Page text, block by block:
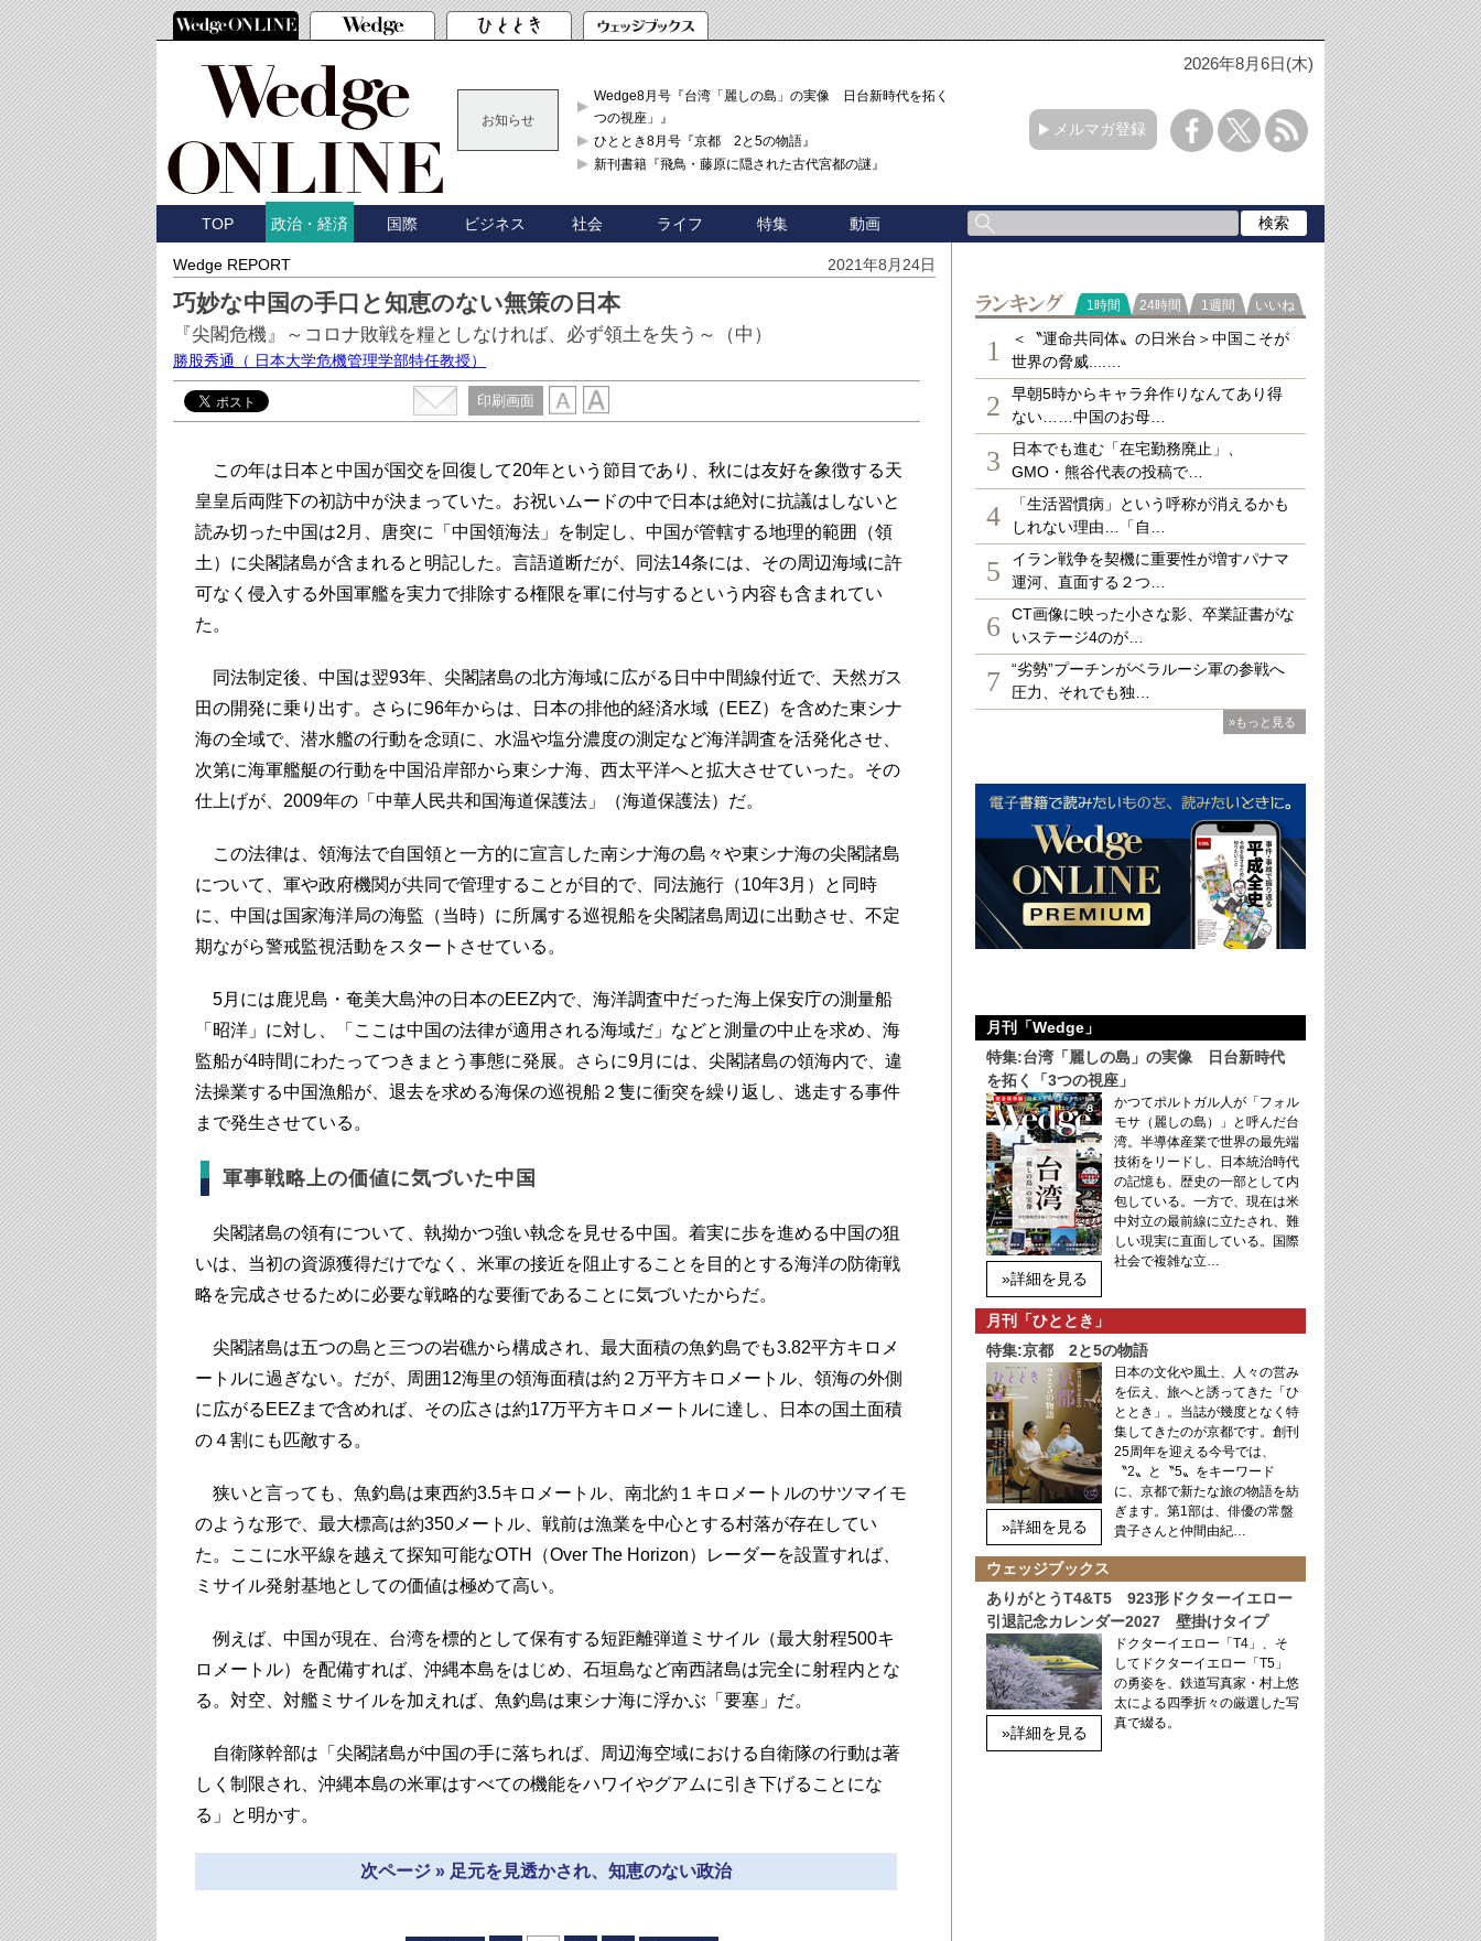
2026年8月6日(木)
お知らせ
Wedge8月号『台湾「麗しの島」の実像 日台新時代を拓く「3
つの視座」』
ひととき8月号『京都 2と5の物語』
新刊書籍『飛鳥・藤原に隠された古代宮都の謎』
メルマガ登録
TOP 政治・経済 国際 ビジネス 社会 ライフ 特集 動画
Wedge REPORT 2021年8月24日
巧妙な中国の手口と知恵のない無策の日本
『尖閣危機』～コロナ敗戦を糧としなければ、必ず領土を失う～（中）
勝股秀通 （ 日本大学危機管理学部特任教授）
印刷画面
この年は日本と中国が国交を回復して20年という節目であり、秋には友好を象徴する天
皇皇后両陛下の初訪中が決まっていた。お祝いムードの中で日本は絶対に抗議はしないと
読み切った中国は2月、唐突に「中国領海法」を制定し、中国が管轄する地理的範囲（領
土）に尖閣諸島が含まれると明記した。言語道断だが、同法14条には、その周辺海域に許
可なく侵入する外国軍艦を実力で排除する権限を軍に付与するという内容も含まれてい
た。
同法制定後、中国は翌93年、尖閣諸島の北方海域に広がる日中中間線付近で、天然ガス
田の開発に乗り出す。さらに96年からは、日本の排他的経済水域（EEZ）を含めた東シナ
海の全域で、潜水艦の行動を念頭に、水温や塩分濃度の測定など海洋調査を活発化させ、
次第に海軍艦艇の行動を中国沿岸部から東シナ海、西太平洋へと拡大させていった。その
仕上げが、2009年の「中華人民共和国海道保護法」（海道保護法）だ。
この法律は、領海法で自国領と一方的に宣言した南シナ海の島々や東シナ海の尖閣諸島
について、軍や政府機関が共同で管理することが目的で、同法施行（10年3月）と同時
に、中国は国家海洋局の海監（当時）に所属する巡視船を尖閣諸島周辺に出動させ、不定
期ながら警戒監視活動をスタートさせている。
5月には鹿児島・奄美大島沖の日本のEEZ内で、海洋調査中だった海上保安庁の測量船
「昭洋」に対し、「ここは中国の法律が適用される海域だ」などと測量の中止を求め、海
監船が4時間にわたってつきまとう事態に発展。さらに9月には、尖閣諸島の領海内で、違
法操業する中国漁船が、退去を求める海保の巡視船２隻に衝突を繰り返し、逃走する事件
まで発生させている。
軍事戦略上の価値に気づいた中国
尖閣諸島の領有について、執拗かつ強い執念を見せる中国。着実に歩を進める中国の狙
いは、当初の資源獲得だけでなく、米軍の接近を阻止することを目的とする海洋の防衛戦
略を完成させるために必要な戦略的な要衝であることに気づいたからだ。
尖閣諸島は五つの島と三つの岩礁から構成され、最大面積の魚釣島でも3.82平方キロメ
ートルに過ぎない。だが、周囲12海里の領海面積は約２万平方キロメートル、領海の外側
に広がるEEZまで含めれば、その広さは約17万平方キロメートルに達し、日本の国土面積
の４割にも匹敵する。
狭いと言っても、魚釣島は東西約3.5キロメートル、南北約１キロメートルのサツマイモ
のような形で、最大標高は約350メートル、戦前は漁業を中心とする村落が存在してい
た。ここに水平線を越えて探知可能なOTH（Over The Horizon）レーダーを設置すれば、
ミサイル発射基地としての価値は極めて高い。
例えば、中国が現在、台湾を標的として保有する短距離弾道ミサイル（最大射程500キ
ロメートル）を配備すれば、沖縄本島をはじめ、石垣島など南西諸島は完全に射程内とな
る。対空、対艦ミサイルを加えれば、魚釣島は東シナ海に浮かぶ「要塞」だ。
自衛隊幹部は「尖閣諸島が中国の手に落ちれば、周辺海空域における自衛隊の行動は著
しく制限され、沖縄本島の米軍はすべての機能をハワイやグアムに引き下げることにな
る」と明かす。
次ページ » 足元を見透かされ、知恵のない政治
ランキング
1時間 24時間 1週間 いいね
1
＜〝運命共同体〟の日米台＞中国こそが
世界の脅威....…
2
早朝5時からキャラ弁作りなんてあり得
ない……中国のお母…
3
日本でも進む「在宅勤務廃止」、
GMO・熊谷代表の投稿で…
4
「生活習慣病」という呼称が消えるかも
しれない理由…「自…
5
イラン戦争を契機に重要性が増すパナマ
運河、直面する２つ…
6
CT画像に映った小さな影、卒業証書がな
いステージ4のが…
7
“劣勢”プーチンがベラルーシ軍の参戦へ
圧力、それでも独…
»もっと見る
月刊「Wedge」
特集:台湾「麗しの島」の実像 日台新時代
を拓く「3つの視座」
»詳細を見る
かつてポルトガル人が「フォル
モサ（麗しの島）」と呼んだ台
湾。半導体産業で世界の最先端
技術をリードし、日本統治時代
の記憶も、歴史の一部として内
包している。一方で、現在は米
中対立の最前線に立たされ、難
しい現実に直面している。国際
社会で複雑な立…
月刊「ひととき」
特集:京都 2と5の物語
»詳細を見る
日本の文化や風土、人々の営み
を伝え、旅へと誘ってきた「ひ
ととき」。当誌が幾度となく特
集してきたのが京都です。創刊
25周年を迎える今号では、
〝2〟と〝5〟をキーワード
に、京都で新たな旅の物語を紡
ぎます。第1部は、俳優の常盤
貴子さんと仲間由紀…
ウェッジブックス
ありがとうT4&T5 923形ドクターイエロー
引退記念カレンダー2027 壁掛けタイプ
»詳細を見る
ドクターイエロー「T4」、そ
してドクターイエロー「T5」
の勇姿を、鉄道写真家・村上悠
太による四季折々の厳選した写
真で綴る。